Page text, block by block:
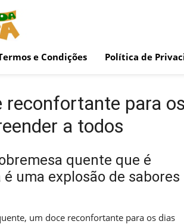
e Condições Política de
reconfortante para os
a todos
quente que é
uma explosão de sabores
um doce reconfortante para os dias